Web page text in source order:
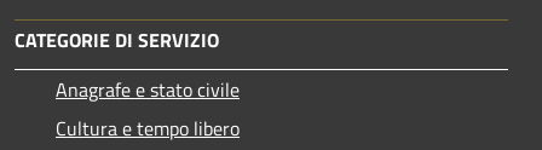
CATEGORIE DI SERVIZIO
Anagrafe e stato civile
Cultura e tempo libero